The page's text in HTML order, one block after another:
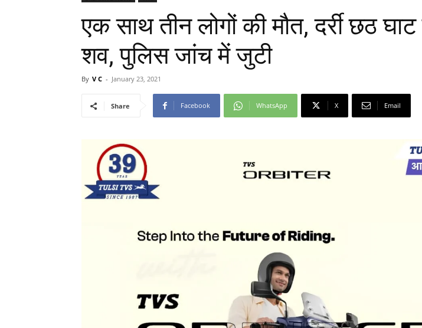
एक साथ तीन लोगों की मौत, दर्री छठ घाट
शव, पुलिस जांच में जुटी
By V C - January 23, 2021
Share Facebook WhatsApp X Email